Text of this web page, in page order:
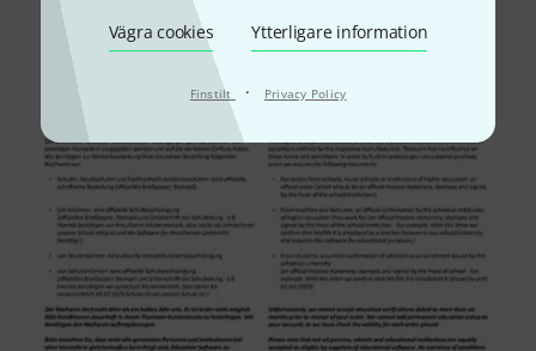
Vägra cookies Ytterligare information
Finstilt · Privacy Policy
Alla Nedladdningar